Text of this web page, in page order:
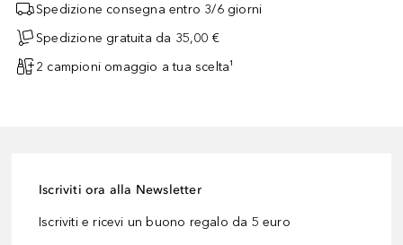
Spedizione consegna entro 3/6 giorni
Spedizione gratuita da 35,00 €
2 campioni omaggio a tua scelta¹
Iscriviti ora alla Newsletter
Iscriviti e ricevi un buono regalo da 5 euro